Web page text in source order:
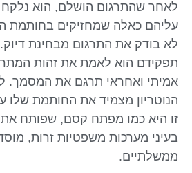
לאחר שהתרגום הושלם, הוא נלקח
עליהם כאלה שמחזיקים בחותמת
לא בודק את התרגום מבחינת
תפקידם הוא לאמת את זהות
אמיתי ואחראי תרגם את המסמך.
הנוטריון מצמיד את החותמת
זו היא כמו מפתח קסם, שפותח
בעיני מערכות משפטיות זרות,
ממשלתיים.